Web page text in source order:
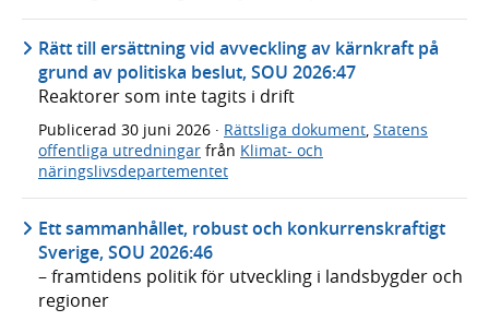
Rätt till ersättning vid avveckling av kärnkraft på
grund av politiska beslut, SOU 2026:47
Reaktorer som inte tagits i drift
Publicerad 30 juni 2026 · Rättsliga dokument, Statens
offentliga utredningar från Klimat- och
näringslivsdepartementet
Ett sammanhållet, robust och konkurrenskraftigt
Sverige, SOU 2026:46
– framtidens politik för utveckling i landsbygder och
regioner